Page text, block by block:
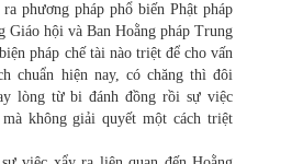
phương pháp phổ biến Phật pháp
Giáo hội và Ban Hoằng pháp Trung
pháp chế tài nào triệt để cho vấn
chuẩn hiện nay, có chăng thì đôi
lòng từ bi đánh đồng rồi sự việc
không giải quyết một cách triệt